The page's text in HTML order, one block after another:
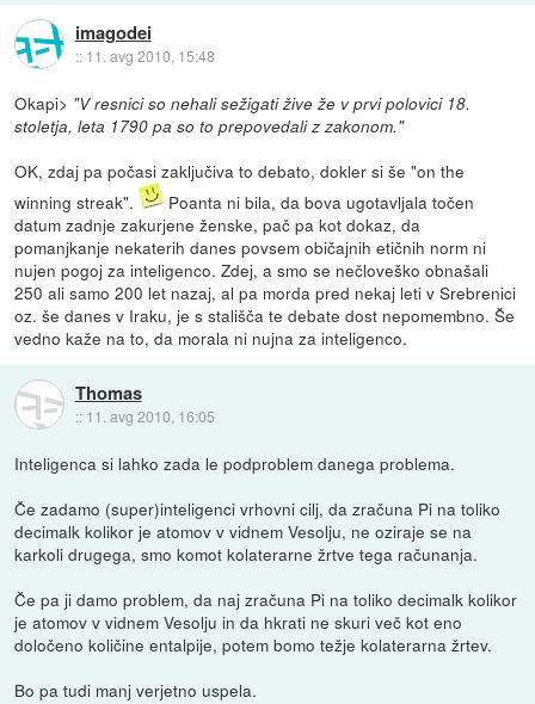
imagodei
:: 11. avg 2010, 15:48
Okapi> "V resnici so nehali sežigati žive že v prvi polovici 18.
stoletja, leta 1790 pa so to prepovedali z zakonom."
OK, zdaj pa počasi zaključiva to debato, dokler si še "on the
winning streak".
Poanta ni bila, da bova ugotavljala točen
datum zadnje zakurjene ženske, pač pa kot dokaz, da
pomanjkanje nekaterih danes povsem običajnih etičnih norm ni
nujen pogoj za inteligenco. Zdej, a smo se nečloveško obnašali
250 ali samo 200 let nazaj, al pa morda pred nekaj leti v Srebrenici
oz. še danes v Iraku, je s stališča te debate dost nepomembno. Še
vedno kaže na to, da morala ni nujna za inteligenco.
Thomas
:: 11. avg 2010, 16:05
Inteligenca si lahko zada le podproblem danega problema.
Če zadamo (super)inteligenci vrhovni cilj, da zračuna Pi na toliko
decimalk kolikor je atomov v vidnem Vesolju, ne oziraje se na
karkoli drugega, smo komot kolaterarne žrtve tega računanja.
Če pa ji damo problem, da naj zračuna Pi na toliko decimalk kolikor
je atomov v vidnem Vesolju in da hkrati ne skuri več kot eno
določeno količine entalpije, potem bomo težje kolaterarna žrtev.
Bo pa tudi manj verjetno uspela.